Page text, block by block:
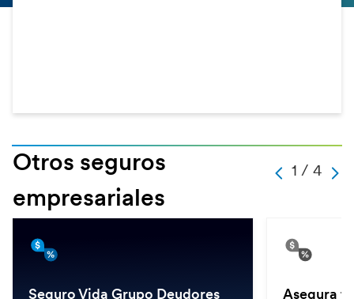
Otros seguros
empresariales
1 / 4
-
Seguro Vida Grupo Deudores Asegura
-